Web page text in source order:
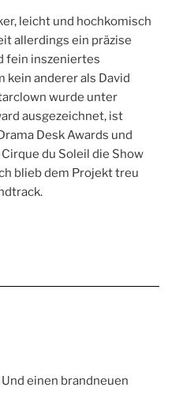
leicht und hochkomisch
allerdings ein präzise
fein inszeniertes
kein anderer als David
wurde unter
ausgezeichnet, ist
Desk Awards und
du Soleil die Show
blieb dem Projekt treu
einen brandneuen